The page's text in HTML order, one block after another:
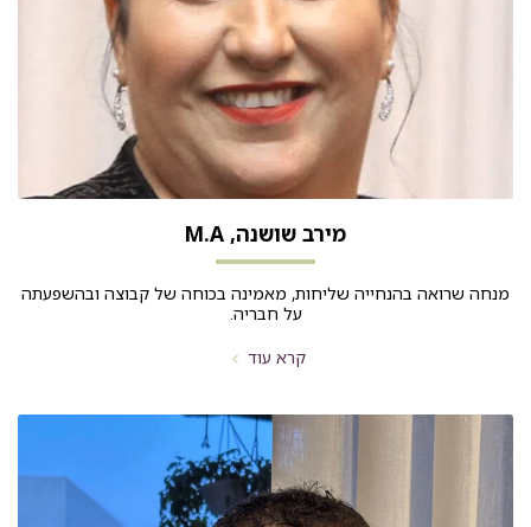
מירב שושנה, M.A
מנחה שרואה בהנחייה שליחות, מאמינה בכוחה של קבוצה ובהשפעתה
על חבריה.
קרא עוד